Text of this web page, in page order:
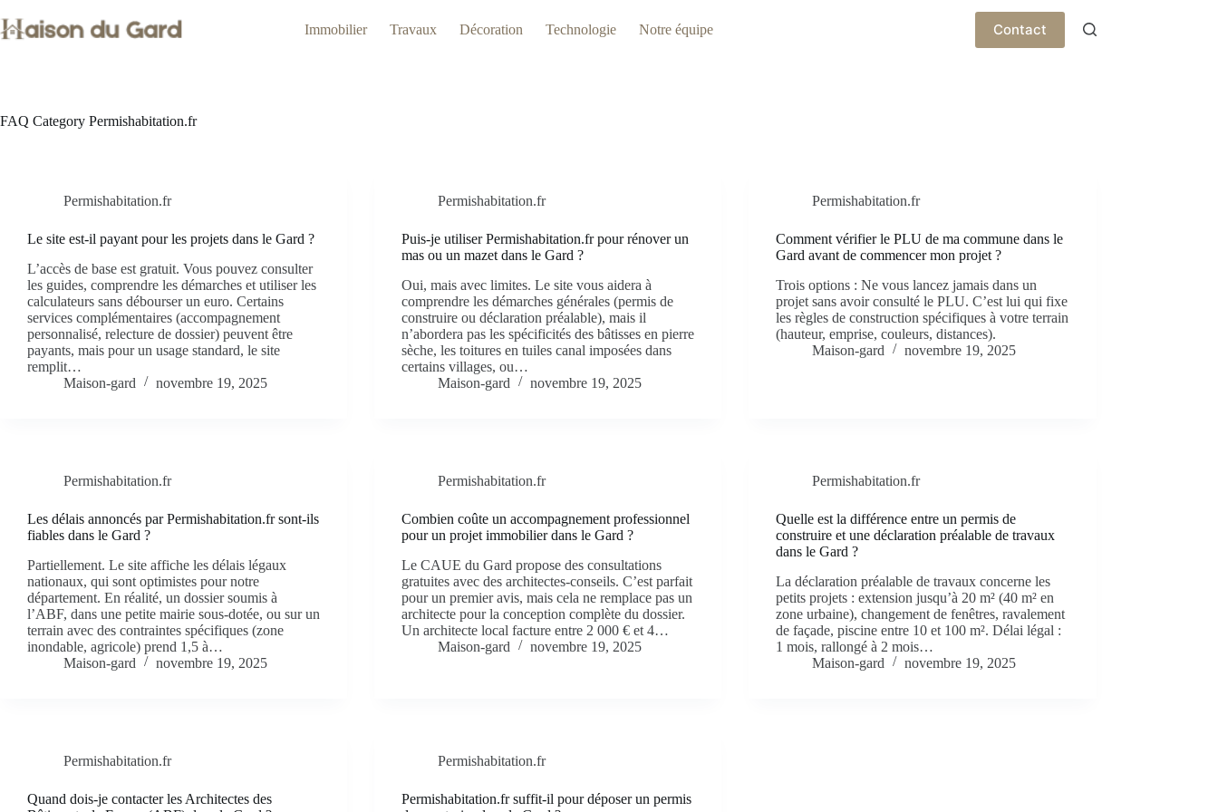
au
contenu
Immobilier Travaux Décoration Technologie Notre équipe Contact
FAQ Category Permishabitation.fr
Permishabitation.fr
Le site est-il payant pour les projets dans le Gard ?
L’accès de base est gratuit. Vous pouvez consulter
les guides, comprendre les démarches et utiliser les
calculateurs sans débourser un euro. Certains
services complémentaires (accompagnement
personnalisé, relecture de dossier) peuvent être
payants, mais pour un usage standard, le site
remplit…
Maison-gard
novembre 19, 2025
Permishabitation.fr
Puis-je utiliser Permishabitation.fr pour rénover un
mas ou un mazet dans le Gard ?
Oui, mais avec limites. Le site vous aidera à
comprendre les démarches générales (permis de
construire ou déclaration préalable), mais il
n’abordera pas les spécificités des bâtisses en pierre
sèche, les toitures en tuiles canal imposées dans
certains villages, ou…
Maison-gard
novembre 19, 2025
Permishabitation.fr
Comment vérifier le PLU de ma commune dans le
Gard avant de commencer mon projet ?
Trois options : Ne vous lancez jamais dans un
projet sans avoir consulté le PLU. C’est lui qui fixe
les règles de construction spécifiques à votre terrain
(hauteur, emprise, couleurs, distances).
Maison-gard
novembre 19, 2025
Permishabitation.fr
Les délais annoncés par Permishabitation.fr sont-ils
fiables dans le Gard ?
Partiellement. Le site affiche les délais légaux
nationaux, qui sont optimistes pour notre
département. En réalité, un dossier soumis à
l’ABF, dans une petite mairie sous-dotée, ou sur un
terrain avec des contraintes spécifiques (zone
inondable, agricole) prend 1,5 à…
Maison-gard
novembre 19, 2025
Permishabitation.fr
Combien coûte un accompagnement professionnel
pour un projet immobilier dans le Gard ?
Le CAUE du Gard propose des consultations
gratuites avec des architectes-conseils. C’est parfait
pour un premier avis, mais cela ne remplace pas un
architecte pour la conception complète du dossier.
Un architecte local facture entre 2 000 € et 4…
Maison-gard
novembre 19, 2025
Permishabitation.fr
Quelle est la différence entre un permis de
construire et une déclaration préalable de travaux
dans le Gard ?
La déclaration préalable de travaux concerne les
petits projets : extension jusqu’à 20 m² (40 m² en
zone urbaine), changement de fenêtres, ravalement
de façade, piscine entre 10 et 100 m². Délai légal :
1 mois, rallongé à 2 mois…
Maison-gard
novembre 19, 2025
Permishabitation.fr
Quand dois-je contacter les Architectes des
Permishabitation.fr
Permishabitation.fr suffit-il pour déposer un permis